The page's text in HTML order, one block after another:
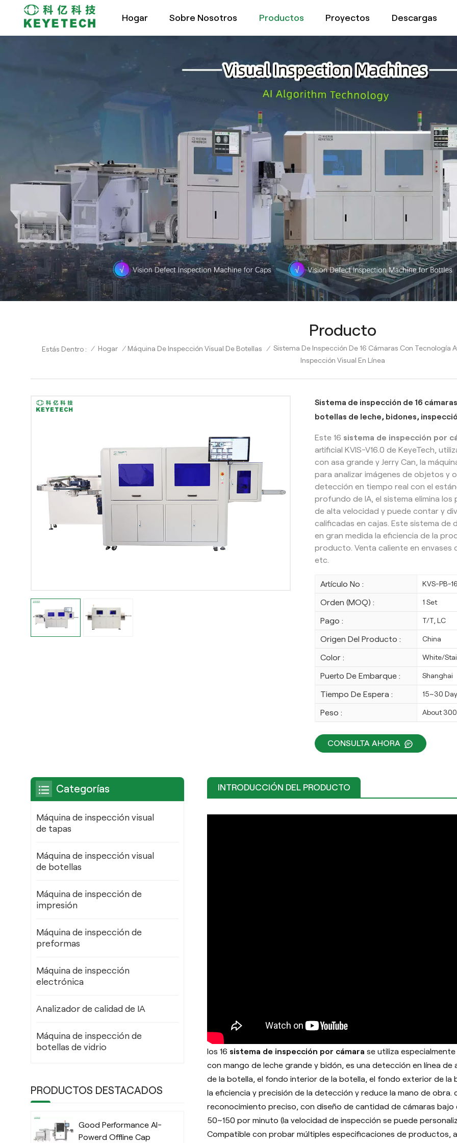
Hogar Sobre Nosotros Productos Proyectos Descargas
Producto
Estás Dentro : / Hogar / Máquina De Inspección Visual De Botellas / Sistema De Inspección De 16 Cámaras Con Tecnología
Inspección Visual En Línea
Sistema de inspección de 16
botellas de leche, bidones,
Este 16 sistema de inspección por
artificial KVIS-V16.0 de KeyeTech,
con asa grande y Jerry Can, la
para analizar imágenes de objetos y
detección en tiempo real con el
profundo de IA, el sistema elimina
de alta velocidad y puede contar y
calificadas en cajas. Este sistema
en gran medida la eficiencia de la
producto. Venta caliente en envases
etc.
Artículo No : KVS-PB-
Orden (MOQ) : 1 Set
Pago : T/T, LC
Origen Del Producto : China
Color : White/
Puerto De Embarque : Shanghai
Tiempo De Espera : 15~30
Peso : About
CONSULTA AHORA
INTRODUCCIÓN DEL PRODUCTO
los 16 sistema de inspección por cámara se utiliza
con mango de leche grande y bidón, es una detección en línea
de la botella, el fondo interior de la botella, el fondo exterior de la
la eficiencia y precisión de la detección y reduce la mano de
reconocimiento preciso, con diseño de cantidad de cámaras bajo
50~150 por minuto (la velocidad de inspección se puede
Compatible con probar múltiples especificaciones de productos,
Categorías
Máquina de inspección visual
de tapas
Máquina de inspección visual
de botellas
Máquina de inspección de
impresión
Máquina de inspección de
preformas
Máquina de inspección
electrónica
Analizador de calidad de IA
Máquina de inspección de
botellas de vidrio
PRODUCTOS DESTACADOS
Good Performance AI-
Powerd Offline Cap